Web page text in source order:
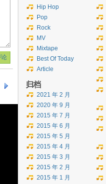
Hip Hop
Pop
Rock
MV
Mixtape
Best Of Today
Article
归档
2021 年 2 月
2020 年 9 月
2015 年 7 月
2015 年 6 月
2015 年 5 月
2015 年 4 月
2015 年 3 月
2015 年 2 月
2015 年 1 月